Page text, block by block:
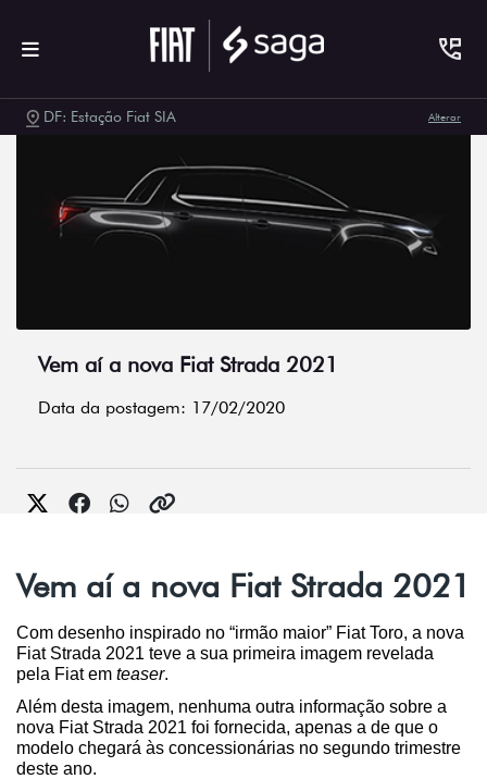
DF: Estação Fiat SIA Alterar
Vem aí a nova Fiat Strada 2021
Data da postagem: 17/02/2020
Vem aí a nova Fiat Strada 2021
Com desenho inspirado no “irmão maior” Fiat Toro, a nova
Fiat Strada 2021 teve a sua primeira imagem revelada
pela Fiat em teaser.
Além desta imagem, nenhuma outra informação sobre a
nova Fiat Strada 2021 foi fornecida, apenas a de que o
modelo chegará às concessionárias no segundo trimestre
deste ano.